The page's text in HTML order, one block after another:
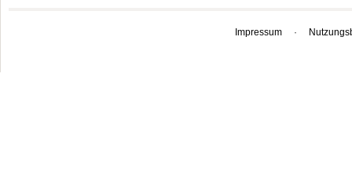
Impressum ·